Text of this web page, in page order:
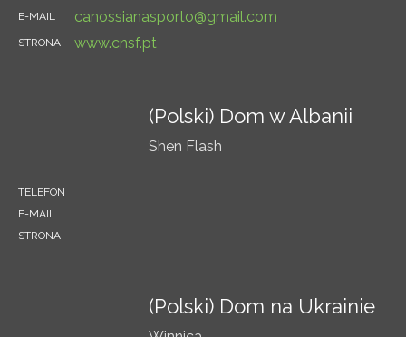
E-MAIL canossianasporto@gmail.com
STRONA www.cnsf.pt
(Polski) Dom w Albanii
Shen Flash
TELEFON
E-MAIL
STRONA
(Polski) Dom na Ukrainie